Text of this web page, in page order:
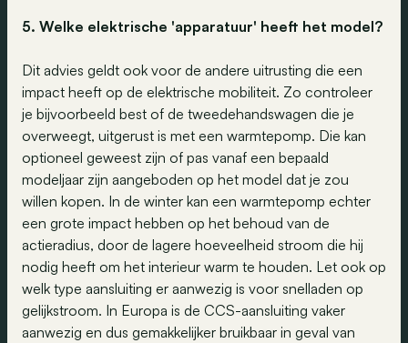
5. Welke elektrische 'apparatuur' heeft het model?
Dit advies geldt ook voor de andere uitrusting die een
impact heeft op de elektrische mobiliteit. Zo controleer
je bijvoorbeeld best of de tweedehandswagen die je
overweegt, uitgerust is met een warmtepomp. Die kan
optioneel geweest zijn of pas vanaf een bepaald
modeljaar zijn aangeboden op het model dat je zou
willen kopen. In de winter kan een warmtepomp echter
een grote impact hebben op het behoud van de
actieradius, door de lagere hoeveelheid stroom die hij
nodig heeft om het interieur warm te houden. Let ook op
welk type aansluiting er aanwezig is voor snelladen op
gelijkstroom. In Europa is de CCS-aansluiting vaker
aanwezig en dus gemakkelijker bruikbaar in geval van